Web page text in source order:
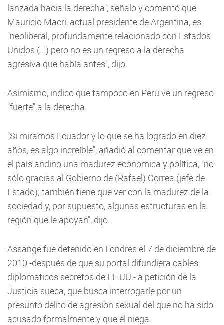
lanzada hacia la derecha", señaló y comentó que
Mauricio Macri, actual presidente de Argentina, es
"neoliberal, profundamente relacionado con Estados
Unidos (...) pero no es un regreso a la derecha
agresiva que había antes", dijo.
Asimismo, indico que tampoco en Perú ve un regreso
"fuerte" a la derecha.
"Si miramos Ecuador y lo que se ha logrado en diez
años, es algo increíble", añadió al comentar que ve en
el país andino una madurez económica y política, "no
sólo gracias al Gobierno de (Rafael) Correa (jefe de
Estado); también tiene que ver con la madurez de la
sociedad y, por supuesto, algunas estructuras en la
región que le apoyan", dijo.
Assange fue detenido en Londres el 7 de diciembre de
2010 -después de que su portal difundiera cables
diplomáticos secretos de EE.UU.- a petición de la
Justicia sueca, que busca interrogarle por un
presunto delito de agresión sexual del que no ha sido
acusado formalmente y que él niega.